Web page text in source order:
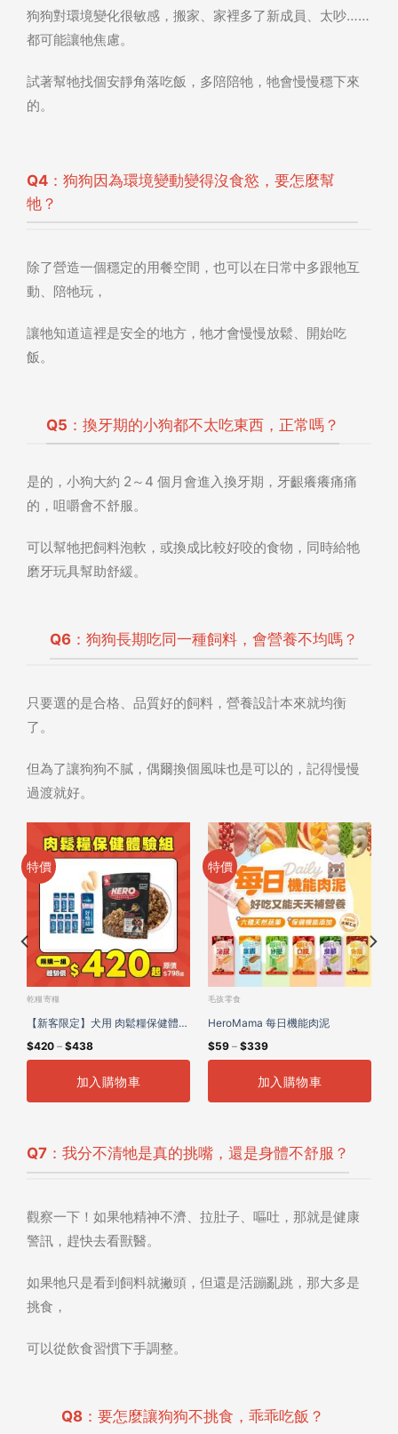
狗狗對環境變化很敏感，搬家、家裡多了新成員、太吵……
都可能讓牠焦慮。
試著幫牠找個安靜角落吃飯，多陪陪牠，牠會慢慢穩下來
的。
Q4：狗狗因為環境變動變得沒食慾，要怎麼幫
牠？
除了營造一個穩定的用餐空間，也可以在日常中多跟牠互
動、陪牠玩，
讓牠知道這裡是安全的地方，牠才會慢慢放鬆、開始吃
飯。
Q5：換牙期的小狗都不太吃東西，正常嗎？
是的，小狗大約 2～4 個月會進入換牙期，牙齦癢癢痛痛
的，咀嚼會不舒服。
可以幫牠把飼料泡軟，或換成比較好咬的食物，同時給牠
磨牙玩具幫助舒緩。
Q6：狗狗長期吃同一種飼料，會營養不均嗎？
只要選的是合格、品質好的飼料，營養設計本來就均衡
了。
但為了讓狗狗不膩，偶爾換個風味也是可以的，記得慢慢
過渡就好。
特價
乾糧寄糧
【新客限定】犬用 肉鬆糧保健體驗
組
$420– $438
加入購物車
特價
毛孩零食
HeroMama 每日機能肉泥
$59– $339
加入購物車
Q7：我分不清牠是真的挑嘴，還是身體不舒服？
觀察一下！如果牠精神不濟、拉肚子、嘔吐，那就是健康
警訊，趕快去看獸醫。
如果牠只是看到飼料就撇頭，但還是活蹦亂跳，那大多是
挑食，
可以從飲食習慣下手調整。
Q8：要怎麼讓狗狗不挑食，乖乖吃飯？